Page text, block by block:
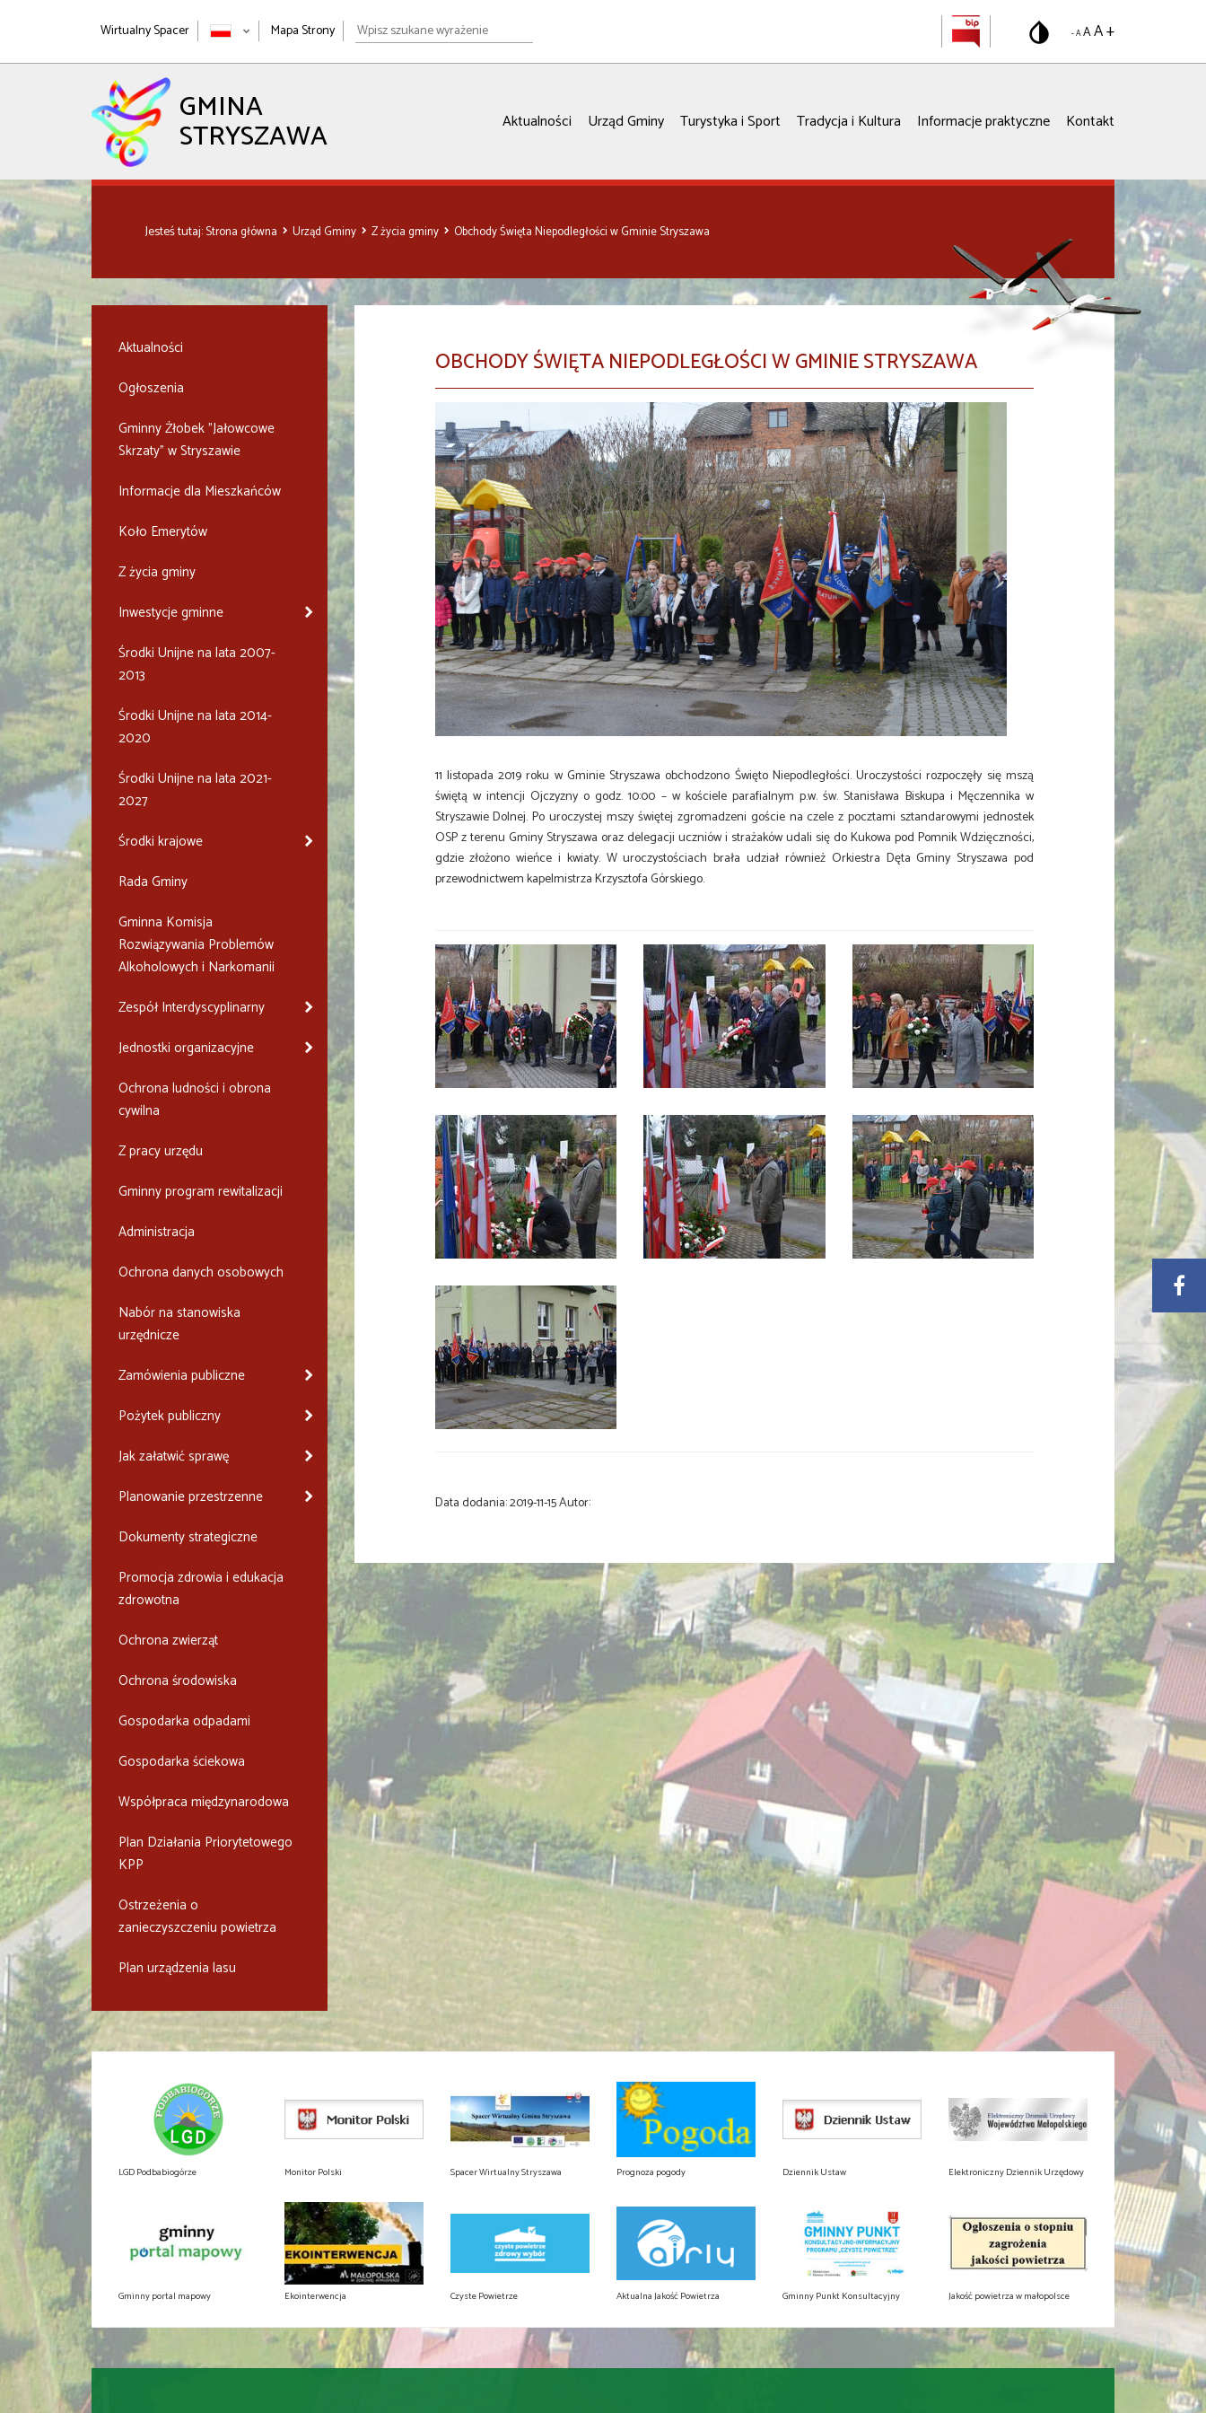
Wirtualny Spacer Mapa Strony
Wpisz
szukane
wyrażenie
- A AA +
GMINA
STRYSZAWA Aktualności Urząd Gminy Turystyka i Sport Tradycja i Kultura Informacje praktyczne Kontakt
Jesteś tutaj:Strona główna Urząd Gminy Z życia gminy Obchody Święta Niepodległości w Gminie Stryszawa
Aktualności
Ogłoszenia
Gminny Żłobek "Jałowcowe
Skrzaty" w Stryszawie
Informacje dla Mieszkańców
Koło Emerytów
Z życia gminy
Inwestycje gminne
Środki Unijne na lata 2007-
2013
Środki Unijne na lata 2014-
2020
Środki Unijne na lata 2021-
2027
Środki krajowe
Rada Gminy
Gminna Komisja
Rozwiązywania Problemów
Alkoholowych i Narkomanii
Zespół Interdyscyplinarny
Jednostki organizacyjne
Ochrona ludności i obrona
cywilna
Z pracy urzędu
Gminny program rewitalizacji
Administracja
Ochrona danych osobowych
Nabór na stanowiska
urzędnicze
Zamówienia publiczne
Pożytek publiczny
Jak załatwić sprawę
Planowanie przestrzenne
Dokumenty strategiczne
Promocja zdrowia i edukacja
zdrowotna
Ochrona zwierząt
Ochrona środowiska
Gospodarka odpadami
Gospodarka ściekowa
Współpraca międzynarodowa
Plan Działania Priorytetowego
KPP
Ostrzeżenia o
zanieczyszczeniu powietrza
Plan urządzenia lasu
OBCHODY ŚWIĘTA NIEPODLEGŁOŚCI W GMINIE STRYSZAWA
11 listopada 2019 roku w Gminie Stryszawa obchodzono Święto Niepodległości. Uroczystości rozpoczęły się mszą
świętą w intencji Ojczyzny o godz. 10:00 – w kościele parafialnym p.w. św. Stanisława Biskupa i Męczennika w
Stryszawie Dolnej. Po uroczystej mszy świętej zgromadzeni goście na czele z pocztami sztandarowymi jednostek
OSP z terenu Gminy Stryszawa oraz delegacji uczniów i strażaków udali się do Kukowa pod Pomnik Wdzięczności,
gdzie złożono wieńce i kwiaty. W uroczystościach brała udział również Orkiestra Dęta Gminy Stryszawa pod
przewodnictwem kapelmistrza Krzysztofa Górskiego.
Data dodania:2019-11-15Autor:
LGD Podbabiogórze Monitor Polski Spacer Wirtualny Stryszawa Prognoza pogody Dziennik Ustaw Elektroniczny Dziennik Urzędowy
Gminny portal mapowy Ekointerwencja Czyste Powietrze Aktualna Jakość Powietrza Gminny Punkt Konsultacyjny Jakość powietrza w małopolsce